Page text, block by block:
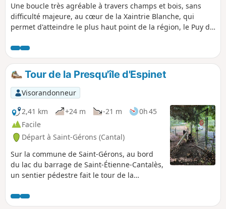
Une boucle très agréable à travers champs et bois, sans
difficulté majeure, au cœur de la Xaintrie Blanche, qui
permet d'atteindre le plus haut point de la région, le Puy du
Tour de la Presqu'île d'Espinet
Visorandonneur
2,41 km
+24 m -21 m
0h 45
Facile
Départ à Saint-Gérons (Cantal)
Sur la commune de Saint-Gérons, au bord
du lac du barrage de Saint-Étienne-Cantalès,
un sentier pédestre fait le tour de la
bord de l'eau, un peu étroit entre le point (3)
et (4) : il vaut mieux éviter les poussettes.